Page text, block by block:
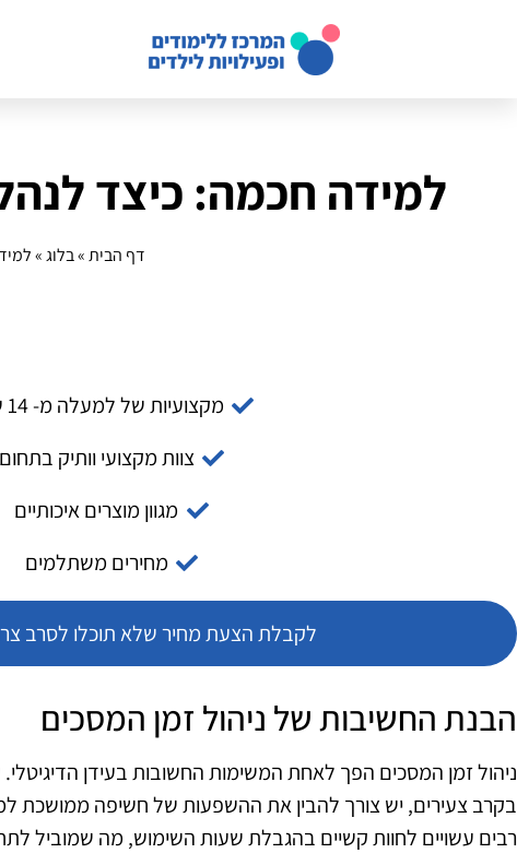
למידה חכמה: כיצד
דף הבית»בלוג»
מקצועיות של למעלה מ- 14 שנה
צוות מקצועי וותיק בתחום
מגוון מוצרים איכותיים
מחירים משתלמים
לקבלת הצעת מחיר שלא תוכלו לסרב
הבנת החשיבות של ניהול זמן המסכים
ניהול זמן המסכים הפך לאחת המשימות החשובות בעידן הדיגיטלי.
בקרב צעירים, יש צורך להבין את ההשפעות של חשיפה ממושכת
רבים עשויים לחוות קשיים בהגבלת שעות השימוש, מה שמוביל